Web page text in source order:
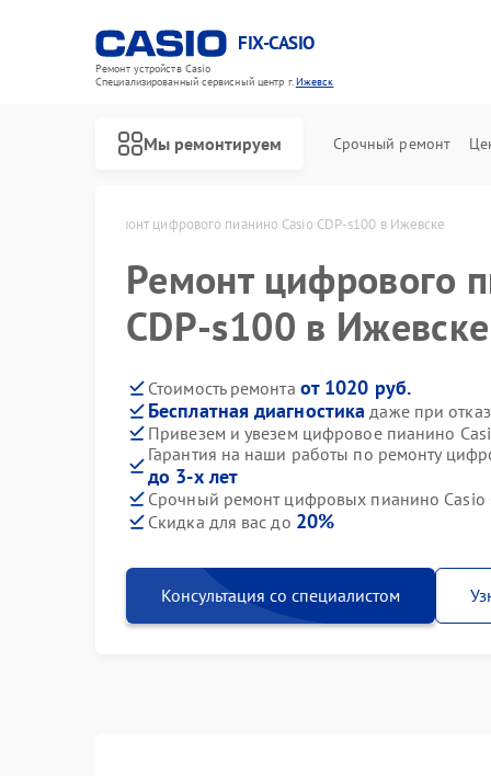
FIX-CASIO
Ремонт устройств Casio
Специализированный cервисный центр г.Ижевск
Мы ремонтируем Срочный ремонт
Ремонт цифрового пианино Casio CDP-s100 в Ижевске
Ремонт цифрового
CDP-s100 в Ижевске
Стоимость ремонта от 1020 руб.
Бесплатная диагностика даже при
Привезем и увезем цифровое пианино
Гарантия на наши работы по ремонту
до 3-х лет
Срочный ремонт цифровых пианино Casio
Скидка для вас до 20%
Консультация со специалистом